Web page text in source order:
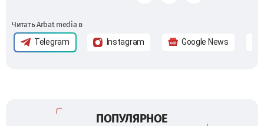
Читать Arbat media в
Telegram Instagram Google News
ПОПУЛЯРНОЕ